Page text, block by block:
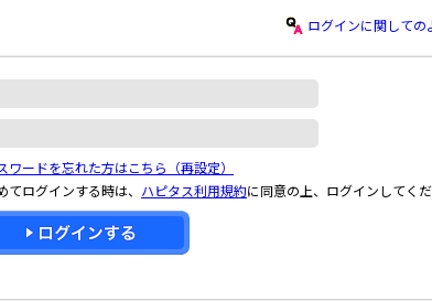
ログインに関しての
ワードを忘れた方はこちら（再設定）
てログインする時は、 ハピタス利用規約に同意の上、ログインしてく